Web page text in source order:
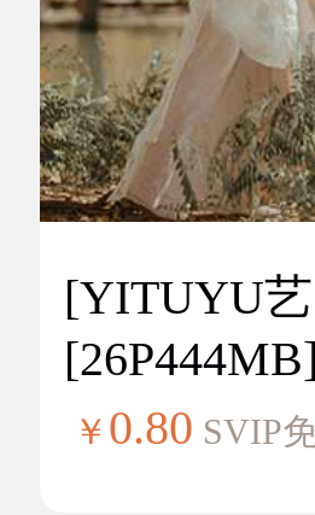
[YITUYU
[26P444MB]
￥ 0.80 SVIP